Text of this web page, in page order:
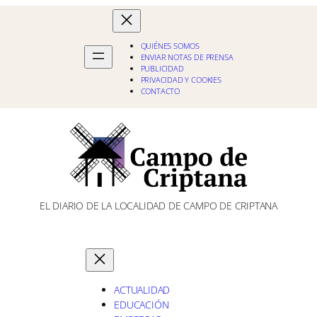
QUIÉNES SOMOS
ENVIAR NOTAS DE PRENSA
PUBLICIDAD
PRIVACIDAD Y COOKIES
CONTACTO
EL DIARIO DE LA LOCALIDAD DE CAMPO DE CRIPTANA
ACTUALIDAD
EDUCACIÓN